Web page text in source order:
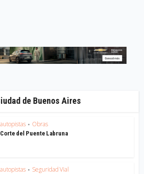
de Buenos Aires
autopistas • Obras
Corte del Puente Labruna
autopistas • Seguridad Vial